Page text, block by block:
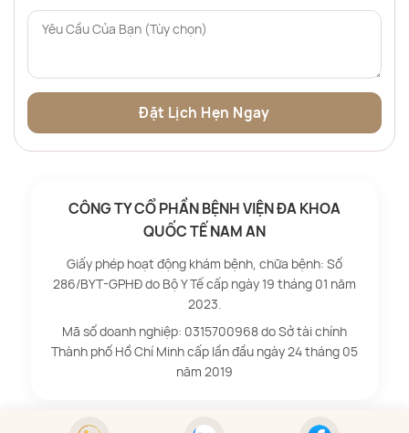
CÔNG TY CỔ PHẦN BỆNH VIỆN ĐA KHOA
QUỐC TẾ NAM AN
Giấy phép hoạt động khám bệnh, chữa bệnh: Số
286/BYT-GPHĐ do Bộ Y Tế cấp ngày 19 tháng 01 năm
2023.
Mã số doanh nghiệp: 0315700968 do Sở tài chính
Thành phố Hồ Chí Minh cấp lần đầu ngày 24 tháng 05
năm 2019